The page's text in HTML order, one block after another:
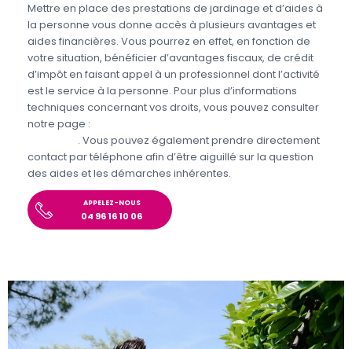
Mettre en place des prestations de jardinage et d’aides à
la personne vous donne accès à plusieurs avantages et
aides financières. Vous pourrez en effet, en fonction de
votre situation, bénéficier d’avantages fiscaux, de crédit
d’impôt en faisant appel à un professionnel dont l’activité
est le service à la personne. Pour plus d’informations
techniques concernant vos droits, vous pouvez consulter
notre page :
. Vous pouvez également prendre directement
contact par téléphone afin d’être aiguillé sur la question
des aides et les démarches inhérentes.
APPELEZ-NOUS
04 96 16 10 06